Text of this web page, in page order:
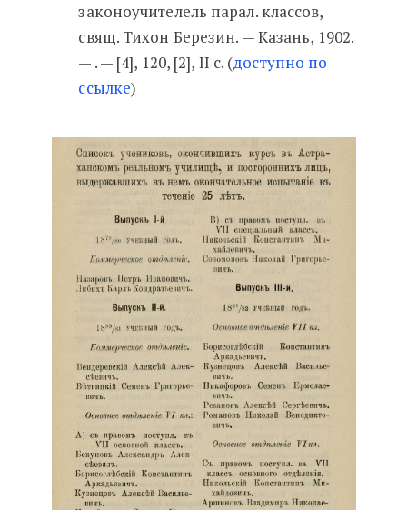
законоучителель парал. классов,
свящ. Тихон Березин. — Казань, 1902.
— . — [4], 120, [2], II с. (доступно по
ссылке)